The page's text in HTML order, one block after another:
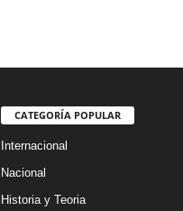
CATEGORÍA POPULAR
Internacional
Nacional
Historia y Teoria